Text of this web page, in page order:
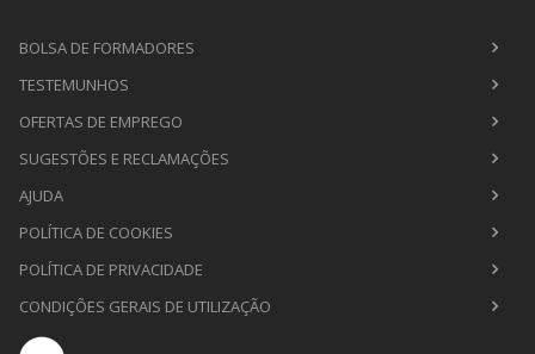
BOLSA DE FORMADORES
TESTEMUNHOS
OFERTAS DE EMPREGO
SUGESTÕES E RECLAMAÇÕES
AJUDA
POLÍTICA DE COOKIES
POLÍTICA DE PRIVACIDADE
CONDIÇÕES GERAIS DE UTILIZAÇÃO